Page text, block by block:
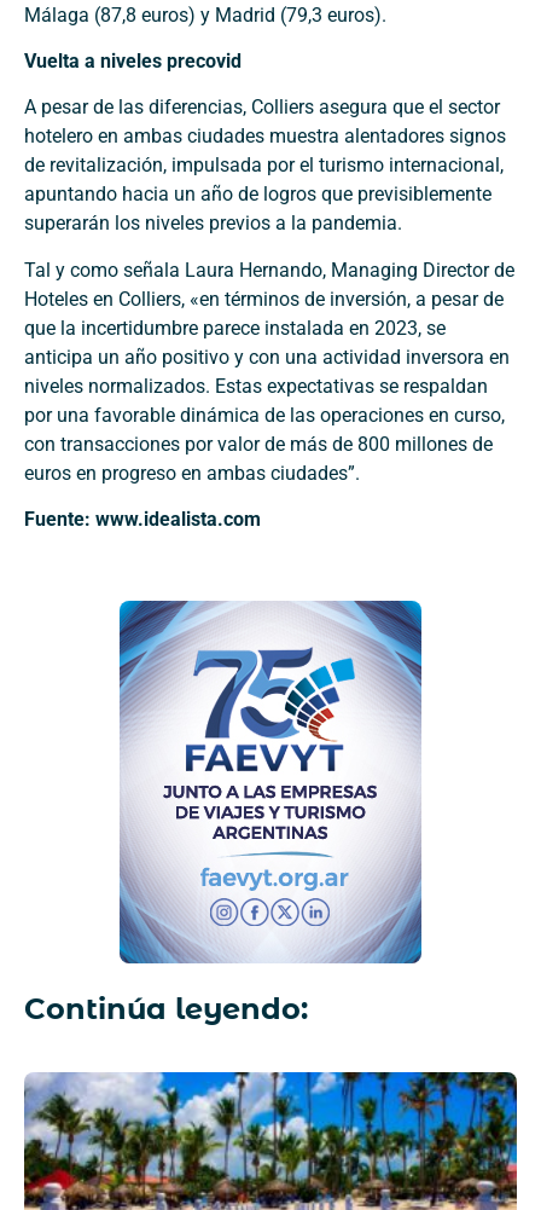
Málaga (87,8 euros) y Madrid (79,3 euros).
Vuelta a niveles precovid
A pesar de las diferencias, Colliers asegura que el sector
hotelero en ambas ciudades muestra alentadores signos
de revitalización, impulsada por el turismo internacional,
apuntando hacia un año de logros que previsiblemente
superarán los niveles previos a la pandemia.
Tal y como señala Laura Hernando, Managing Director de
Hoteles en Colliers, «en términos de inversión, a pesar de
que la incertidumbre parece instalada en 2023, se
anticipa un año positivo y con una actividad inversora en
niveles normalizados. Estas expectativas se respaldan
por una favorable dinámica de las operaciones en curso,
con transacciones por valor de más de 800 millones de
euros en progreso en ambas ciudades”.
Fuente: www.idealista.com
Continúa leyendo: